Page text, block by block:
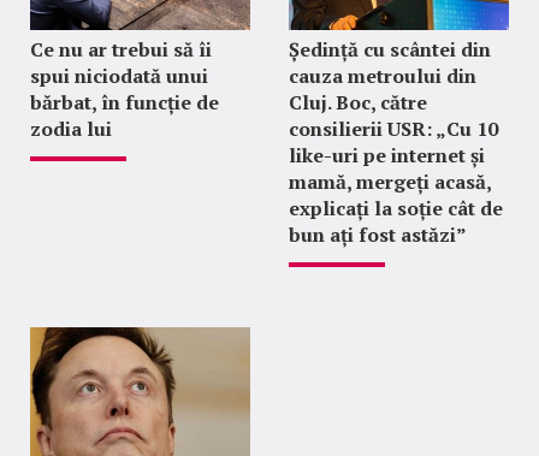
Ce nu ar trebui să îi
spui niciodată unui
bărbat, în funcție de
zodia lui
Ședință cu scântei din
cauza metroului din
Cluj. Boc, către
consilierii USR: „Cu 10
like-uri pe internet și
mamă, mergeți acasă,
explicați la soție cât de
bun ați fost astăzi”